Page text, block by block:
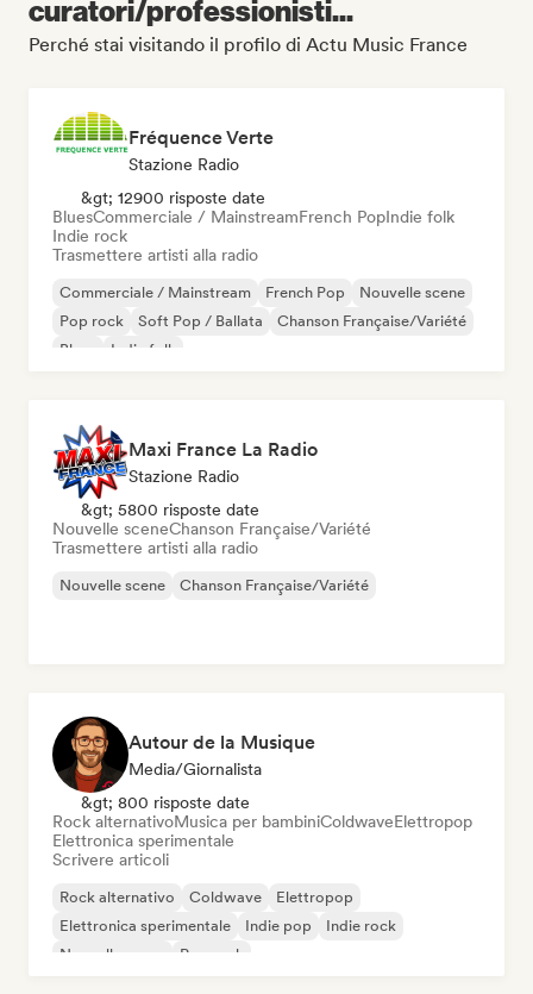
curatori/professionisti...
Perché stai visitando il profilo di Actu Music France
Fréquence Verte
Stazione Radio
&gt; 12900 risposte date
BluesCommerciale / MainstreamFrench PopIndie folk
Indie rock
Trasmettere artisti alla radio
Commerciale / Mainstream French Pop
Nouvelle scene
Pop rock
Soft Pop / Ballata
Chanson Française/Variété
Blues
Indie folk
Maxi France La Radio
Stazione Radio
&gt; 5800 risposte date
Nouvelle sceneChanson Française/Variété
Trasmettere artisti alla radio
Nouvelle scene Chanson Française/Variété
Autour de la Musique
Media/Giornalista
&gt; 800 risposte date
Rock alternativoMusica per bambiniColdwaveElettropop
Elettronica sperimentale
Scrivere articoli
Rock alternativo Coldwave
Elettropop
Elettronica sperimentale
Indie pop
Indie rock
Nouvelle scene
Pop rock